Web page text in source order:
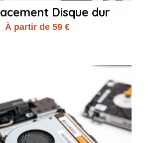
Disque dur
À partir de 59 €